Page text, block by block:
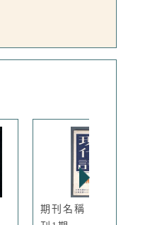
期刊名稱：現代詩復